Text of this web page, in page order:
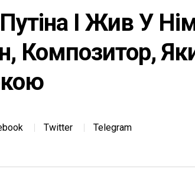
І Жив У
Композитор,
Twitter Telegram